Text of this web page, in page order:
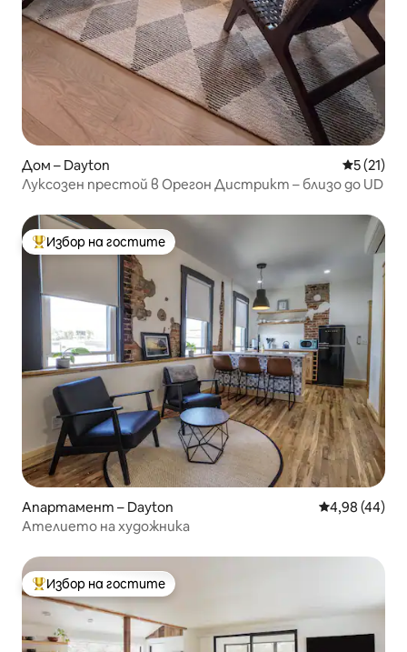
Дом – Dayton Средна
5 (21)
Луксозен престой в Орегон Дистрикт – близо до UD
Най-популярен избор на гостите
Избор на гостите
Апартамент – Dayton Средна
4,98 (44)
Ателието на художника
Най-популярен избор на гостите
Избор на гостите